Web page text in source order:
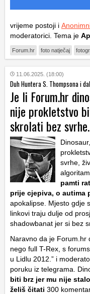
vrijeme postoji i
moderatorici. Tema je
Forum.hr foto natječaj
11.06.2025. (18:00)
Duh Huntera S. Thompsona i
Je li Forum.hr
nije prokletstvo
skrolati bez
svrhe,
pamti
prije cjepiva, o autima
apokalipse. Mjesto gdje
linkovi traju dulje od
shadowbanat jer si bez
Naravno da je Forum.hr
nego full T-Rex, s
u Lidlu 2012.” i
poruku iz telegrama.
biti brz jer mu nije
želiš čitati 300